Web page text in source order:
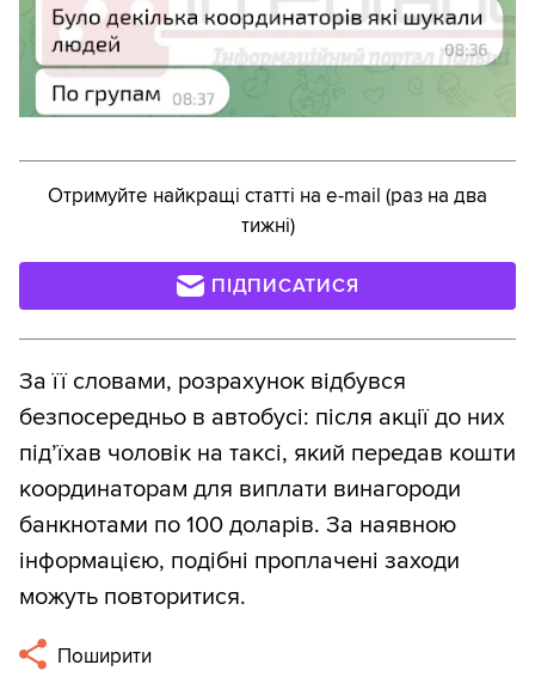
Отримуйте найкращі статті на e-mail (раз на два
тижні)
ПІДПИСАТИСЯ
За її словами, розрахунок відбувся
безпосередньо в автобусі: після акції до них
під’їхав чоловік на таксі, який передав кошти
координаторам для виплати винагороди
банкнотами по 100 доларів. За наявною
інформацією, подібні проплачені заходи
можуть повторитися.
Поширити